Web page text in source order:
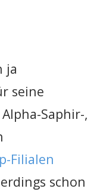
ja
seine
Saphir-,
Filialen
schon